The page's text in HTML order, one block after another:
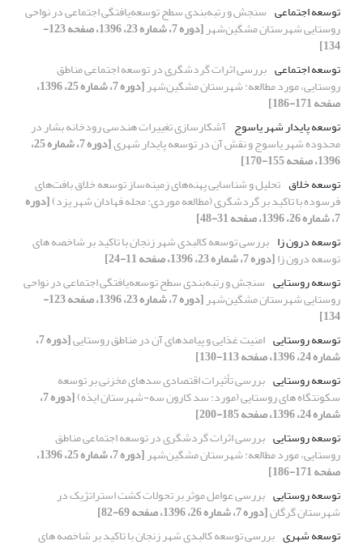
توسعه اجتماعی سنجش و رتبه‌بندی سطح توسعه‌یافتگی اجتماعی در نواحی
روستایی شهرستان مشگین‌شهر [دوره 7، شماره 23، 1396، صفحه 123-
134]
توسعه اجتماعی بررسی اثرات گردشگری در توسعه اجتماعی مناطق
روستایی، مورد مطالعه: شهرستان مشگین‌شهر [دوره 7، شماره 25، 1396،
صفحه 171-186]
توسعه پایدار شهر یاسوج آشکارسازی تغییرات هندسی رودخانه بشار در
محدوده شهر یاسوج و نقش آن در توسعه پایدار شهری [دوره 7، شماره 25،
1396، صفحه 155-170]
توسعه خلاق تحلیل و شناسایی پهنه‌های زمینه‌ساز توسعه خلاق بافت‌های
فرسوده با تاکید بر گردشگری (مطالعه موردی: محله فهادان شهر یزد)[دوره
7، شماره 26، 1396، صفحه 31-48]
توسعه درون زا بررسی توسعه کالبدی شهر زنجان با تاکید بر شاخصه های
توسعه درون زا[دوره 7، شماره 23، 1396، صفحه 11-24]
توسعه روستایی سنجش و رتبه‌بندی سطح توسعه‌یافتگی اجتماعی در نواحی
روستایی شهرستان مشگین‌شهر [دوره 7، شماره 23، 1396، صفحه 123-
134]
توسعه روستایی امنیت غذایی و پیامدهای آن در مناطق روستایی [دوره 7،
شماره 24، 1396، صفحه 113-130]
توسعه روستایی بررسی تأثیرات اقتصادی سدهای مخزنی بر توسعه
سکونتگاه های روستایی (مورد: سد کارون سه-شهرستان ایذه) [دوره 7،
شماره 24، 1396، صفحه 185-200]
توسعه روستایی بررسی اثرات گردشگری در توسعه اجتماعی مناطق
روستایی، مورد مطالعه: شهرستان مشگین‌شهر [دوره 7، شماره 25، 1396،
صفحه 171-186]
توسعه روستایی بررسی عوامل موثر بر تحولات کشت استراتژیک در
شهرستان گرگان[دوره 7، شماره 26، 1396، صفحه 69-82]
توسعه شهری بررسی توسعه کالبدی شهر زنجان با تاکید بر شاخصه های